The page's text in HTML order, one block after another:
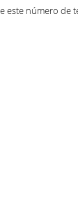
este número de